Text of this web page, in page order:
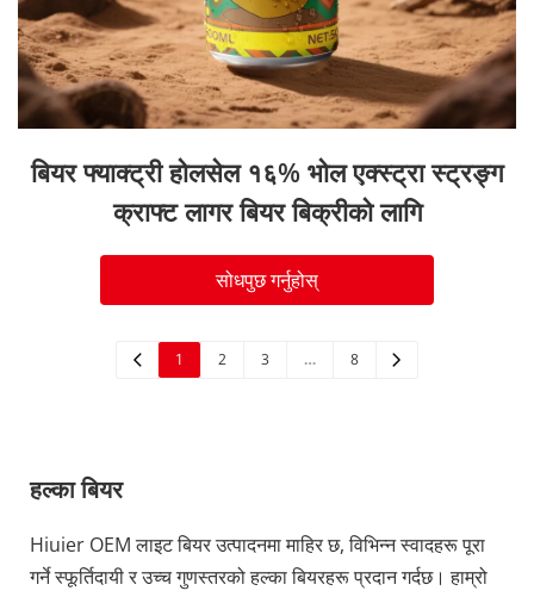
बियर फ्याक्ट्री होलसेल १६% भोल एक्स्ट्रा स्ट्रङ्ग
क्राफ्ट लागर बियर बिक्रीको लागि
सोधपुछ गर्नुहोस्
1 2 3 … 8
हल्का बियर
Hiuier OEM लाइट बियर उत्पादनमा माहिर छ, विभिन्न स्वादहरू पूरा
गर्ने स्फूर्तिदायी र उच्च गुणस्तरको हल्का बियरहरू प्रदान गर्दछ। हाम्रो